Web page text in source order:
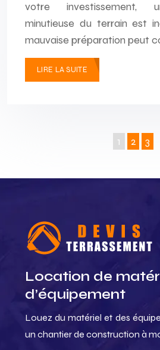
votre investissement,
minutieuse du terrain est
mauvaise préparation peut
LIRE LA SUITE
1 2 3
Location de
d’équipement
Louez du matériel et des
un chantier de construction à